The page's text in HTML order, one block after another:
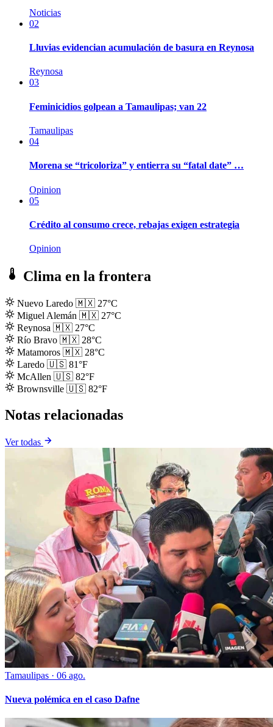
Noticias
02
Lluvias evidencian acumulación de basura en Reynosa
Reynosa
03
Feminicidios golpean a Tamaulipas; van 22
Tamaulipas
04
Morena se “tricoloriza” y entierra su “fatal date” …
Opinion
05
Crédito al consumo crece, rebajas exigen estrategia
Opinion
Clima en la frontera
Nuevo Laredo 🇲🇽 27°C
Miguel Alemán 🇲🇽 27°C
Reynosa 🇲🇽 27°C
Río Bravo 🇲🇽 28°C
Matamoros 🇲🇽 28°C
Laredo 🇺🇸 81°F
McAllen 🇺🇸 82°F
Brownsville 🇺🇸 82°F
Notas relacionadas
Ver todas
Tamaulipas · 06 ago.
Nueva polémica en el caso Dafne